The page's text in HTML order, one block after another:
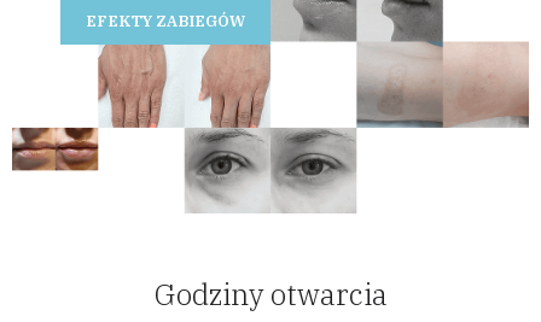
EFEKTY ZABIEGÓW
Godziny otwarcia